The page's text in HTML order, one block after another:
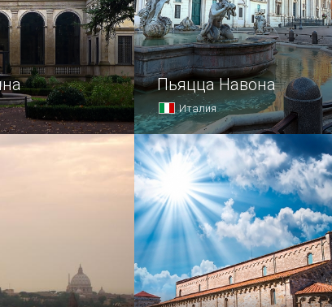
Перуцци.
Пьяцца Навона
Италия